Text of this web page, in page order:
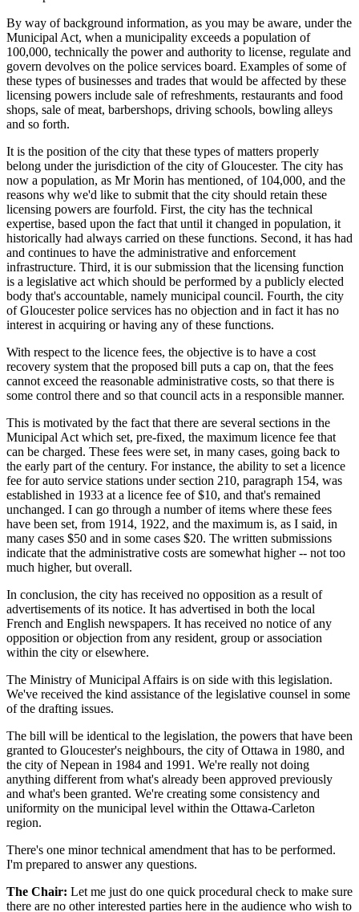
By way of background information, as you may be aware, under the
Municipal Act, when a municipality exceeds a population of
100,000, technically the power and authority to license, regulate and
govern devolves on the police services board. Examples of some of
these types of businesses and trades that would be affected by these
licensing powers include sale of refreshments, restaurants and food
shops, sale of meat, barbershops, driving schools, bowling alleys
and so forth.
It is the position of the city that these types of matters properly
belong under the jurisdiction of the city of Gloucester. The city has
now a population, as Mr Morin has mentioned, of 104,000, and the
reasons why we'd like to submit that the city should retain these
licensing powers are fourfold. First, the city has the technical
expertise, based upon the fact that until it changed in population, it
historically had always carried on these functions. Second, it has had
and continues to have the administrative and enforcement
infrastructure. Third, it is our submission that the licensing function
is a legislative act which should be performed by a publicly elected
body that's accountable, namely municipal council. Fourth, the city
of Gloucester police services has no objection and in fact it has no
interest in acquiring or having any of these functions.
With respect to the licence fees, the objective is to have a cost
recovery system that the proposed bill puts a cap on, that the fees
cannot exceed the reasonable administrative costs, so that there is
some control there and so that council acts in a responsible manner.
This is motivated by the fact that there are several sections in the
Municipal Act which set, pre-fixed, the maximum licence fee that
can be charged. These fees were set, in many cases, going back to
the early part of the century. For instance, the ability to set a licence
fee for auto service stations under section 210, paragraph 154, was
established in 1933 at a licence fee of $10, and that's remained
unchanged. I can go through a number of items where these fees
have been set, from 1914, 1922, and the maximum is, as I said, in
many cases $50 and in some cases $20. The written submissions
indicate that the administrative costs are somewhat higher -- not too
much higher, but overall.
In conclusion, the city has received no opposition as a result of
advertisements of its notice. It has advertised in both the local
French and English newspapers. It has received no notice of any
opposition or objection from any resident, group or association
within the city or elsewhere.
The Ministry of Municipal Affairs is on side with this legislation.
We've received the kind assistance of the legislative counsel in some
of the drafting issues.
The bill will be identical to the legislation, the powers that have been
granted to Gloucester's neighbours, the city of Ottawa in 1980, and
the city of Nepean in 1984 and 1991. We're really not doing
anything different from what's already been approved previously
and what's been granted. We're creating some consistency and
uniformity on the municipal level within the Ottawa-Carleton
region.
There's one minor technical amendment that has to be performed.
I'm prepared to answer any questions.
The Chair: Let me just do one quick procedural check to make sure
there are no other interested parties here in the audience who wish to